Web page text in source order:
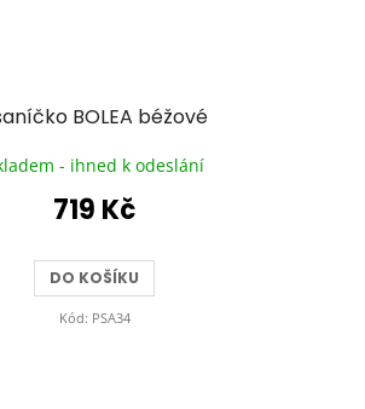
BOLEA béžové
- ihned k odeslání
719 Kč
DO KOŠÍKU
Kód: PSA34